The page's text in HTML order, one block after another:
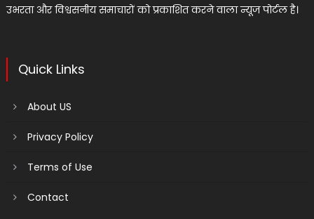
उभरता और विश्वसनीय समाचारों को प्रकाशित करने वाला न्यूज पोर्टल है।
Quick Links
About US
Privacy Policy
Terms of Use
Contact